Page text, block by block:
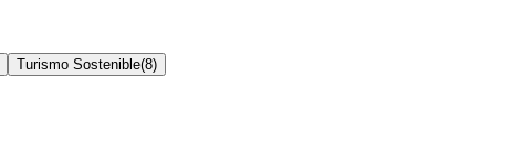
Turismo Sostenible(8)